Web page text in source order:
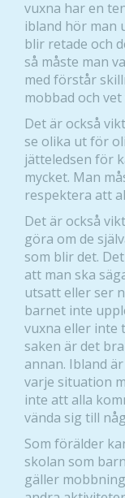
vuxna har en
ibland hör man
blir retade och
så måste man
med förstår
mobbad och
Det är också
se olika ut för
jätteledsen för
mycket. Man
respektera att
Det är också
göra om de
som blir det.
att man ska
utsatt eller ser
barnet inte
vuxna eller inte
saken är det
annan. Ibland
varje situation
inte att alla
vända sig till
Som förälder
skolan som
gäller